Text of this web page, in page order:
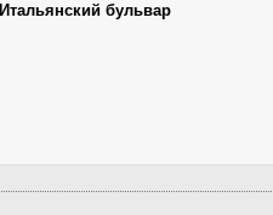
Итальянский бульвар